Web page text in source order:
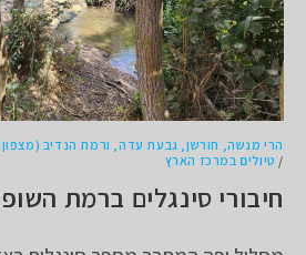
הרי מנשה, חורשן, גבעת עדה, ורמת הנדיב (מצפון לכביש 65, מדרום
/ טיולים במרכז הארץ
חיבורי סינגלים ברמת